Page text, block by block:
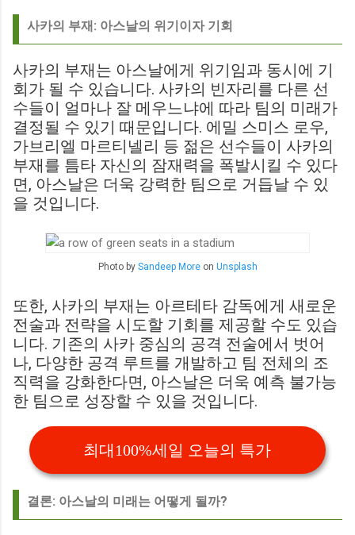
사카의 부재: 아스날의 위기이자 기회
사카의 부재는 아스날에게 위기임과 동시에 기
회가 될 수 있습니다. 사카의 빈자리를 다른 선
수들이 얼마나 잘 메우느냐에 따라 팀의 미래가
결정될 수 있기 때문입니다. 에밀 스미스 로우,
가브리엘 마르티넬리 등 젊은 선수들이 사카의
부재를 틈타 자신의 잠재력을 폭발시킬 수 있다
면, 아스날은 더욱 강력한 팀으로 거듭날 수 있
을 것입니다.
Photo by Sandeep Moreon Unsplash
또한, 사카의 부재는 아르테타 감독에게 새로운
전술과 전략을 시도할 기회를 제공할 수도 있습
니다. 기존의 사카 중심의 공격 전술에서 벗어
나, 다양한 공격 루트를 개발하고 팀 전체의 조
직력을 강화한다면, 아스날은 더욱 예측 불가능
한 팀으로 성장할 수 있을 것입니다.
최대100%세일 오늘의 특가
결론: 아스날의 미래는 어떻게 될까?